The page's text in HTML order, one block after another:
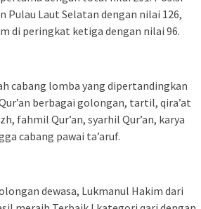
Pulau Laut Selatan dengan nilai 126,
di peringkat ketiga dengan nilai 96.
cabang lomba yang dipertandingkan
berbagai golongan, tartil, qira’at
fahmil Qur’an, syarhil Qur’an, karya
cabang pawai ta’aruf.
dewasa, Lukmanul Hakim dari